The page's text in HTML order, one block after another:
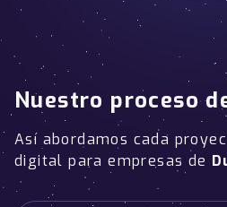
Nuestro proceso
Así abordamos cada
digital para empresas de